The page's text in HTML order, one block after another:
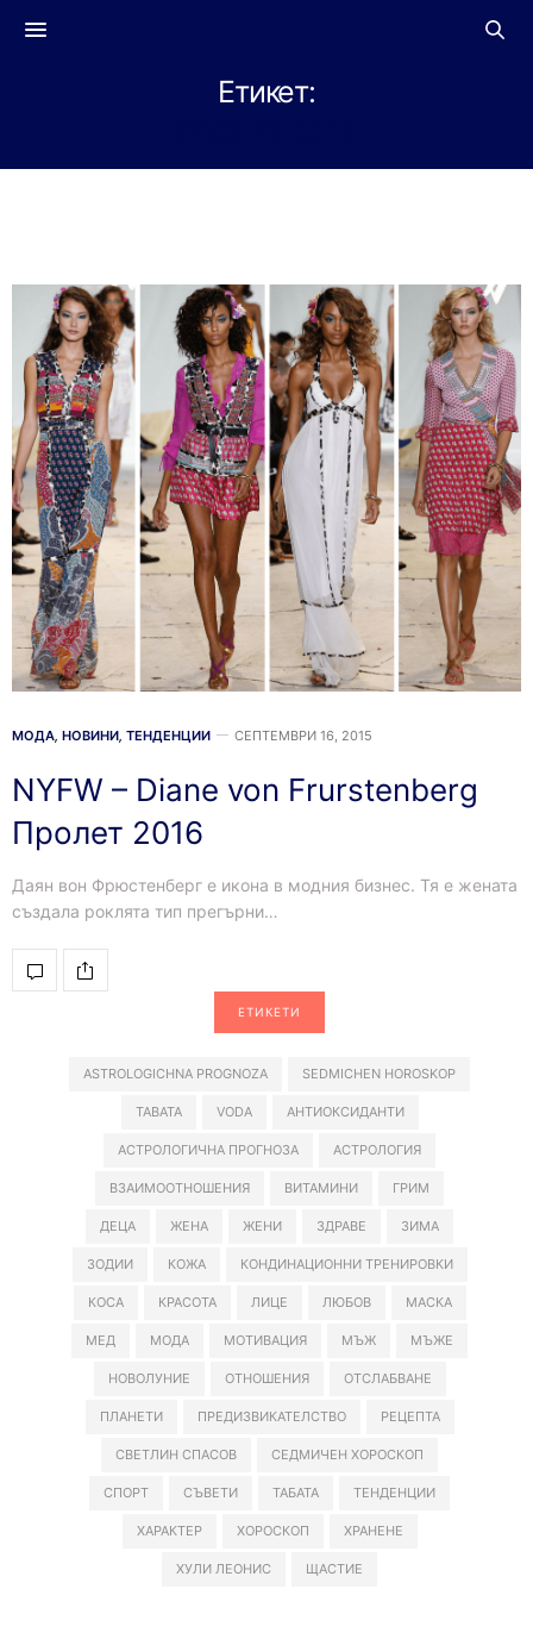
Етикет:
МОДА, НОВИНИ, ТЕНДЕНЦИИ СЕПТЕМВРИ 16, 2015
NYFW – Diane von Frurstenberg
Пролет 2016
Даян вон Фрюстенберг е икона в модния бизнес. Тя е жената
създала роклята тип прегърни…
ЕТИКЕТИ
ASTROLOGICHNA PROGNOZA SEDMICHEN HOROSKOP
TABATA VODA АНТИОКСИДАНТИ
АСТРОЛОГИЧНА ПРОГНОЗА АСТРОЛОГИЯ
ВЗАИМООТНОШЕНИЯ ВИТАМИНИ ГРИМ
ДЕЦА ЖЕНА ЖЕНИ ЗДРАВЕ ЗИМА
ЗОДИИ КОЖА КОНДИНАЦИОННИ ТРЕНИРОВКИ
КОСА КРАСОТА ЛИЦЕ ЛЮБОВ МАСКА
МЕД МОДА МОТИВАЦИЯ МЪЖ МЪЖЕ
НОВОЛУНИЕ ОТНОШЕНИЯ ОТСЛАБВАНЕ
ПЛАНЕТИ ПРЕДИЗВИКАТЕЛСТВО РЕЦЕПТА
СВЕТЛИН СПАСОВ СЕДМИЧЕН ХОРОСКОП
СПОРТ СЪВЕТИ ТАБАТА ТЕНДЕНЦИИ
ХАРАКТЕР ХОРОСКОП ХРАНЕНЕ
ХУЛИ ЛЕОНИС ЩАСТИЕ